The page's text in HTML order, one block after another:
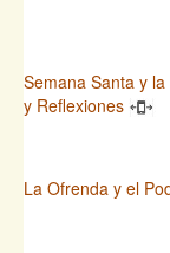
Semana Santa y
y Reflexiones
La Ofrenda y el